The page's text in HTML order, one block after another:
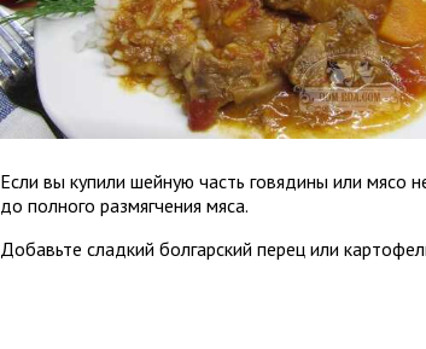
Если вы купили шейную часть говядины или мясо
до полного размягчения мяса.
Добавьте сладкий болгарский перец или